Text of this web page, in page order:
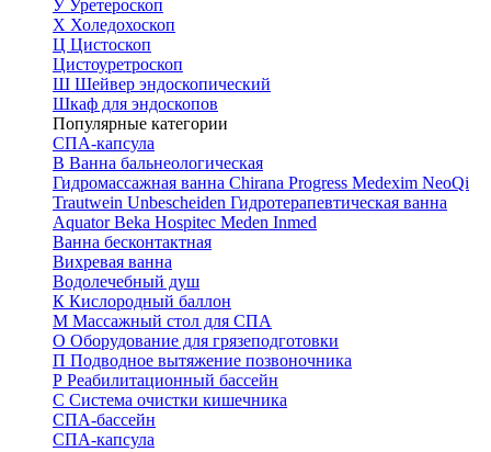
УУретероскоп
Х Холедохоскоп
Ц Цистоскоп
Цистоуретроскоп
Ш Шейвер эндоскопический
Шкаф для эндоскопов
Популярные категории
СПА-капсула
В Ванна бальнеологическая
Гидромассажная ванна Chirana Progress Medexim NeoQi
Trautwein Unbescheiden Гидротерапевтическая ванна
AquatorBeka Hospitec Meden Inmed
Ванна бесконтактная
Вихревая ванна
Водолечебный душ
К Кислородный баллон
М Массажный стол для СПА
О Оборудование для грязеподготовки
П Подводное вытяжение позвоночника
Р Реабилитационный бассейн
С Система очистки кишечника
СПА-бассейн
СПА-капсула